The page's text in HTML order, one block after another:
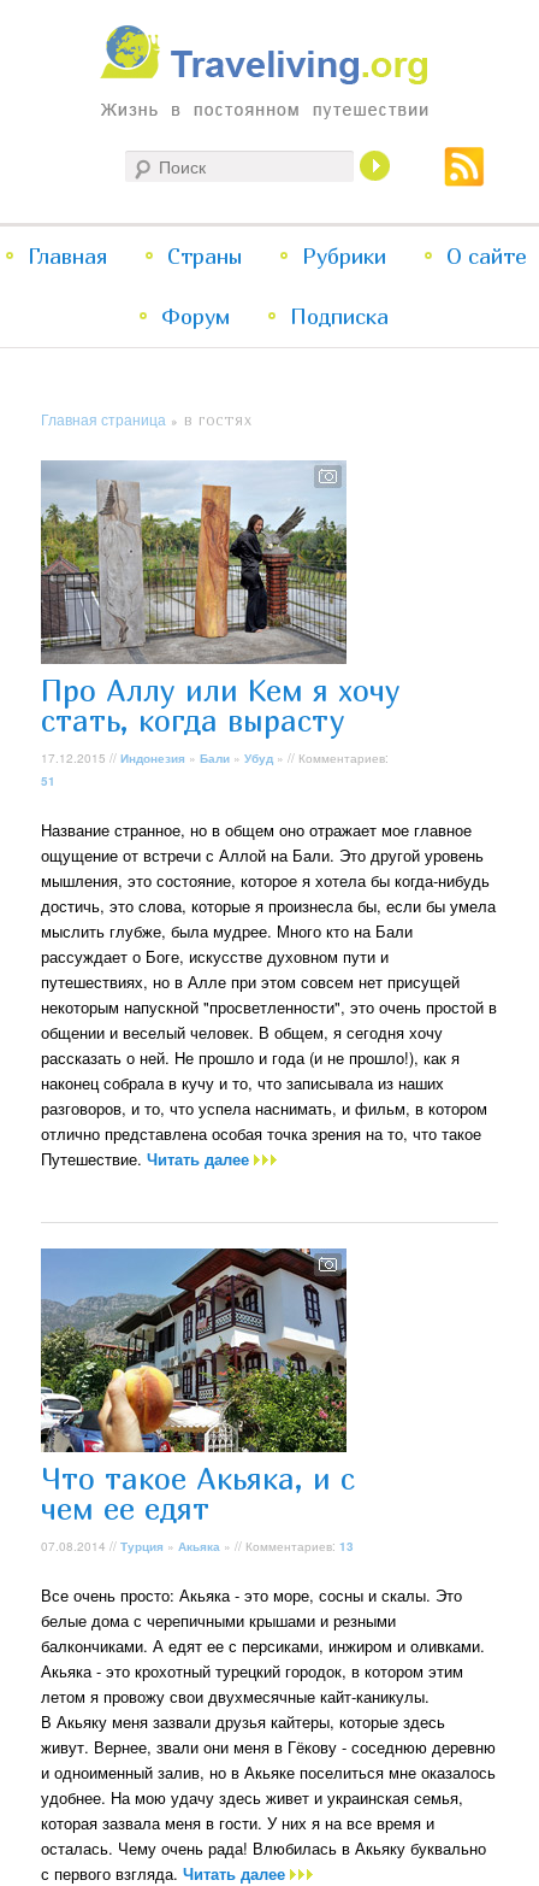
Traveliving
Жизнь в постоянном путешествии
меню
Перейти
к
Перейти
к
Главная Страны Рубрики О сайте
Форум Подписка
Главная страница » В ГОСТЯХ
Про Аллу или Кем я хочу
стать, когда вырасту
17.12.2015 //Индонезия »Бали »Убуд » // Комментариев:
51
Название странное, но в общем оно отражает мое главное
ощущение от встречи с Аллой на Бали. Это другой уровень
мышления, это состояние, которое я хотела бы когда-нибудь
достичь, это слова, которые я произнесла бы, если бы умела
мыслить глубже, была мудрее. Много кто на Бали
рассуждает о Боге, искусстве духовном пути и
путешествиях, но в Алле при этом совсем нет присущей
некоторым напускной "просветленности", это очень простой в
общении и веселый человек. В общем, я сегодня хочу
рассказать о ней. Не прошло и года (и не прошло!), как я
наконец собрала в кучу и то, что записывала из наших
разговоров, и то, что успела наснимать, и фильм, в котором
отлично представлена особая точка зрения на то, что такое
Путешествие.Читать далее
Что такое Акьяка, и с
чем ее едят
07.08.2014 //Турция »Акьяка » // Комментариев:13
Все очень просто: Акьяка - это море, сосны и скалы. Это
белые дома с черепичными крышами и резными
балкончиками. А едят ее с персиками, инжиром и оливками.
Акьяка - это крохотный турецкий городок, в котором этим
летом я провожу свои двухмесячные кайт-каникулы.
В Акьяку меня зазвали друзья кайтеры, которые здесь
живут. Вернее, звали они меня в Гёкову - соседнюю деревню
и одноименный залив, но в Акьяке поселиться мне оказалось
удобнее. На мою удачу здесь живет и украинская семья,
которая зазвала меня в гости. У них я на все время и
осталась. Чему очень рада! Влюбилась в Акьяку буквально
с первого взгляда.Читать далее